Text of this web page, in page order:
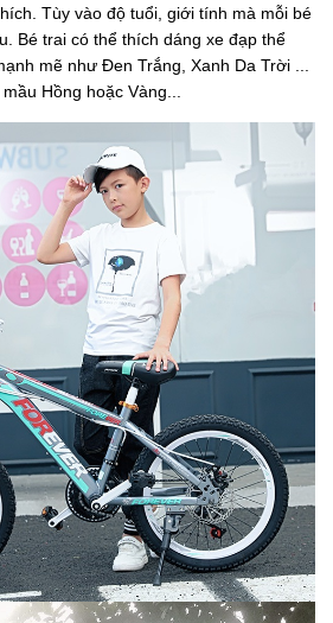
Tùy vào độ tuổi, giới tính mà mỗi bé
Bé trai có thể thích dáng xe đạp thể
mẽ như Đen Trắng, Xanh Da Trời ...
Hồng hoặc Vàng...